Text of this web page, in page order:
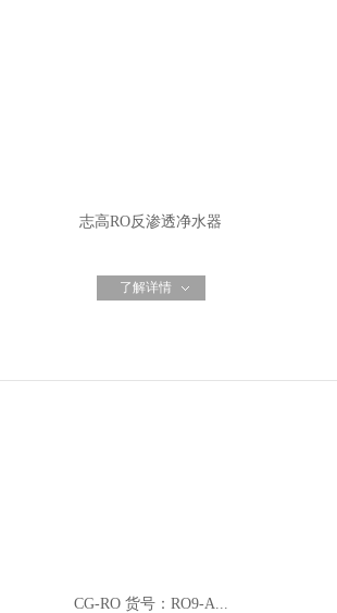
志高RO反渗透净水器
了解详情
CG-RO 货号：RO9-A...